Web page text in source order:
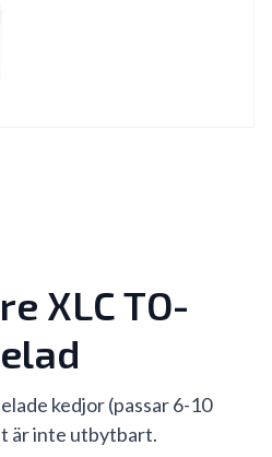
XLC TO-
kedjor (passar 6-10
är inte utbytbart.